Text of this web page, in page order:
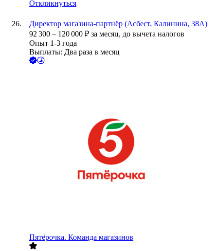
Откликнуться
Директор магазина-партнёр (Асбест, Калинина, 38А)
92 300 – 120 000 ₽ за месяц, до вычета налогов
Опыт 1-3 года
Выплаты: Два раза в месяц
Пятёрочка. Команда магазинов